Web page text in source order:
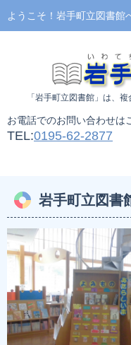
ようこそ！岩手町立図書館
「岩手町立図書館」 は、複
お電話でのお問い合わせは
TEL:0195-62-2877
お知らせ
利用案内
施設案内
貸出ランキング
岩手町立図書